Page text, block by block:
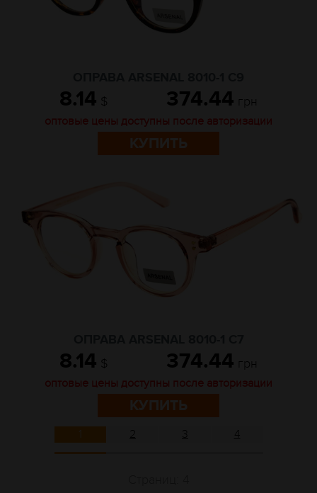
8.14 $ 374.44 грн
оптовые цены доступны после авторизации
КУПИТЬ
8.14 $ 374.44 грн
оптовые цены доступны после авторизации
КУПИТЬ
2 3 4